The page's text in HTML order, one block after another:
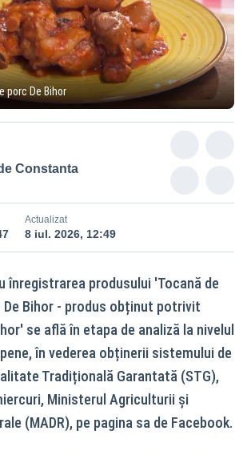
porc De Bihor
Constanta
Actualizat
8 iul. 2026, 12:49
înregistrarea produsului 'Tocană de
De Bihor - produs obținut potrivit
se află în etapa de analiză la nivelul
în vederea obținerii sistemului de
Tradițională Garantată (STG),
Ministerul Agriculturii și
(MADR), pe pagina sa de Facebook.